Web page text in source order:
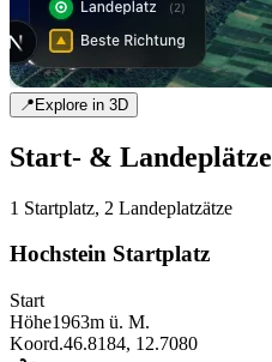
📍Explore in 3D
Start- & Landeplätze
1 Startplatz, 2 Landeplatzätze
Hochstein Startplatz
Start
Höhe1963m ü. M.
Koord.46.8184, 12.7080